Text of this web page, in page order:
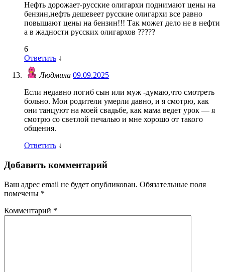
Нефть дорожает-русские олигархи поднимают цены на
бензин,нефть дешевеет русские олигархи все равно
повышают цены на бензин!!! Так может дело не в нефти
а в жадности русских олигархов ?????
6
Ответить ↓
Людмила 09.09.2025
Если недавно погиб сын или муж -думаю,что смотреть
больно. Мои родители умерли давно, и я смотрю, как
они танцуют на моей свадьбе, как мама ведет урок — я
смотрю со светлой печалью и мне хорошо от такого
общения.
Ответить ↓
Добавить комментарий
Ваш адрес email не будет опубликован. Обязательные поля
помечены *
Комментарий *